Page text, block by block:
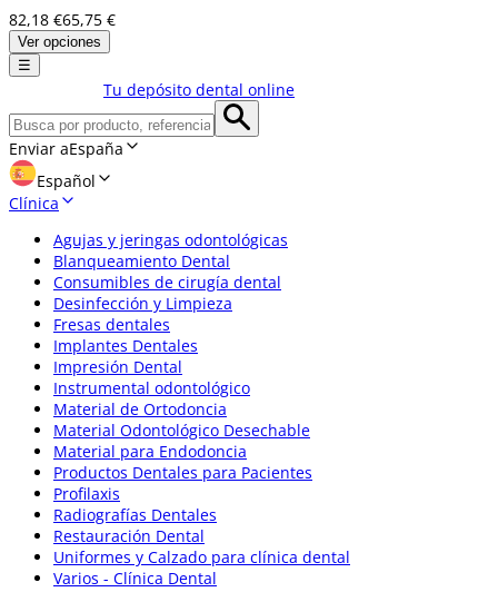
82,18 €65,75 €
Ver opciones
☰
Tu depósito dental online
Enviar aEspaña
Español
Clínica
Agujas y jeringas odontológicas
Blanqueamiento Dental
Consumibles de cirugía dental
Desinfección y Limpieza
Fresas dentales
Implantes Dentales
Impresión Dental
Instrumental odontológico
Material de Ortodoncia
Material Odontológico Desechable
Material para Endodoncia
Productos Dentales para Pacientes
Profilaxis
Radiografías Dentales
Restauración Dental
Uniformes y Calzado para clínica dental
Varios - Clínica Dental